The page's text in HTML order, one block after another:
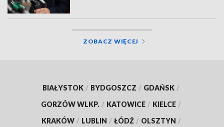
ZOBACZ WIĘCEJ
BIAŁYSTOK / BYDGOSZCZ / GDAŃSK /
GORZÓW WLKP. / KATOWICE / KIELCE /
KRAKÓW / LUBLIN / ŁÓDŹ / OLSZTYN /